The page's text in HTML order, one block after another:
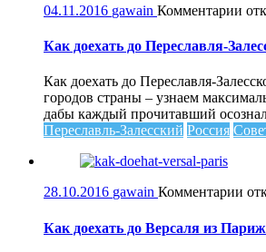
04.11.2016 gawain Комментарии к
Как
Как доехать до Переславля-
Как доехать до Переславля-
городов страны – узнаем
дабы каждый прочитавший
Переславль-Залесский Россия
28.10.2016 gawain Комментарии к
Как
Как доехать до Версаля из